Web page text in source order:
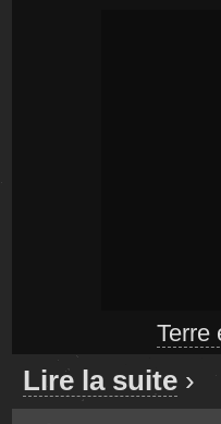
Terre
Lire la suite ›